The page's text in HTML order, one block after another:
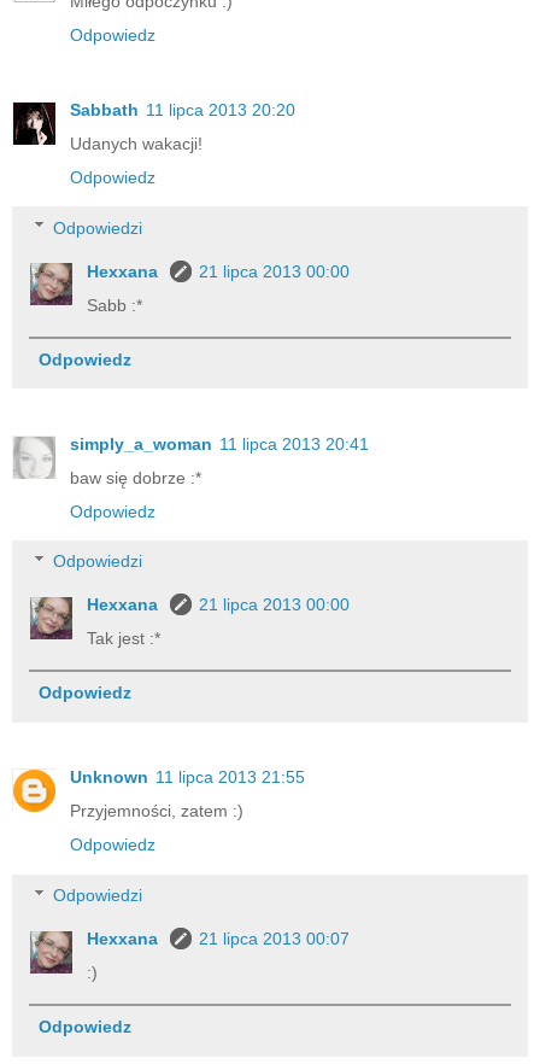
Odpowiedz
Sabbath 11 lipca 2013 20:20
Udanych wakacji!
Odpowiedz
Odpowiedzi
Hexxana
21 lipca 2013 00:00
Sabb :*
Odpowiedz
simply_a_woman 11 lipca 2013 20:41
baw się dobrze :*
Odpowiedz
Odpowiedzi
Hexxana
21 lipca 2013 00:00
Tak jest :*
Odpowiedz
Unknown 11 lipca 2013 21:55
Przyjemności, zatem :)
Odpowiedz
Odpowiedzi
Hexxana
21 lipca 2013 00:07
:)
Odpowiedz